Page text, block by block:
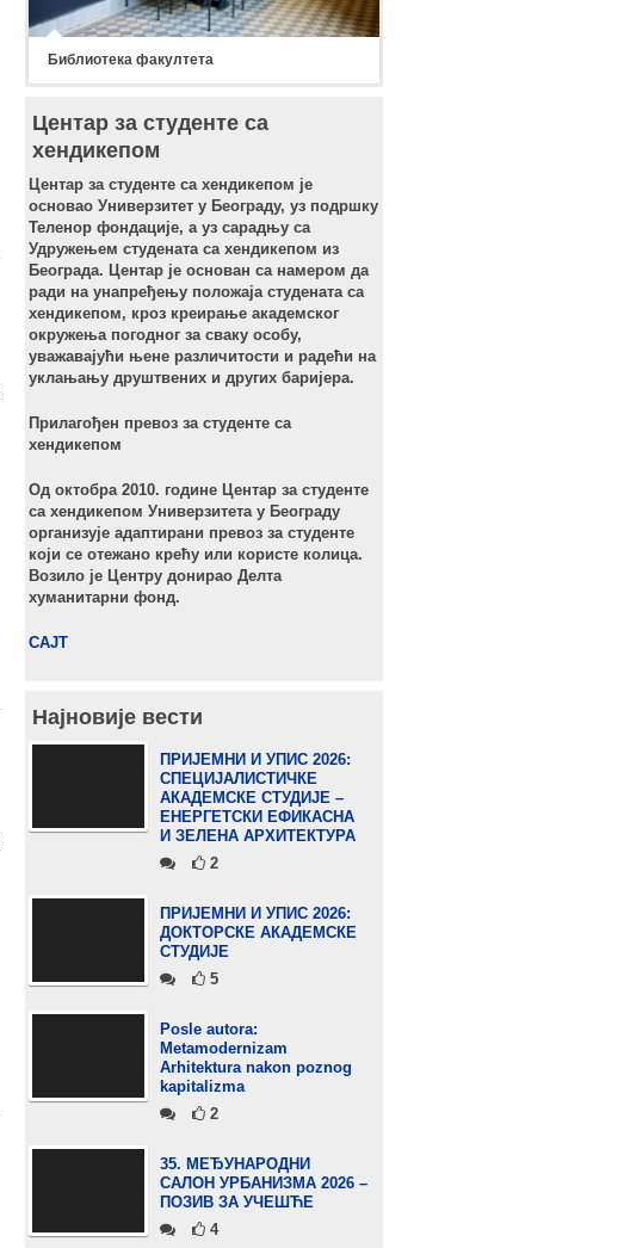
Библиотека факултета
Центар за студенте са
хендикепом
Центар за студенте са хендикепом је
основао Универзитет у Београду, уз подршку
Теленор фондације, а уз сарадњу са
Удружењем студената са хендикепом из
Београда. Центар је основан са намером да
ради на унапређењу положаја студената са
хендикепом, кроз креирање академског
окружења погодног за сваку особу,
уважавајући њене различитости и радећи на
уклањању друштвених и других баријера.
Прилагођен превоз за студенте са
хендикепом
Од октобра 2010. године Центар за студенте
са хендикепом Универзитета у Београду
организује адаптирани превоз за студенте
који се отежано крећу или користе колица.
Возило је Центру донирао Делта
хуманитарни фонд.
САЈТ
Најновије вести
ПРИЈЕМНИ И УПИС 2026:
СПЕЦИЈАЛИСТИЧКЕ
АКАДЕМСКЕ СТУДИЈЕ –
ЕНЕРГЕТСКИ ЕФИКАСНА
И ЗЕЛЕНА АРХИТЕКТУРА
2
ПРИЈЕМНИ И УПИС 2026:
ДОКТОРСКЕ АКАДЕМСКЕ
СТУДИЈЕ
5
Posle autora:
Metamodernizam
Arhitektura nakon poznog
kapitalizma
2
35. МЕЂУНАРОДНИ
САЛОН УРБАНИЗМА 2026 –
ПОЗИВ ЗА УЧЕШЋЕ
4